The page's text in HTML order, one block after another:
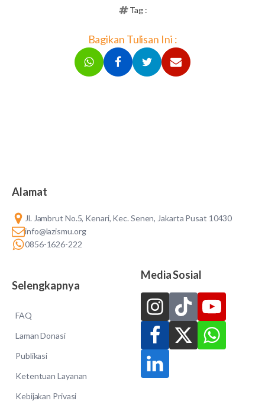
Tag :
Bagikan Tulisan Ini :
Alamat
Jl. Jambrut No.5, Kenari, Kec. Senen, Jakarta Pusat 10430
info@lazismu.org
0856-1626-222
Selengkapnya
FAQ
Laman Donasi
Publikasi
Ketentuan Layanan
Kebijakan Privasi
Media Sosial